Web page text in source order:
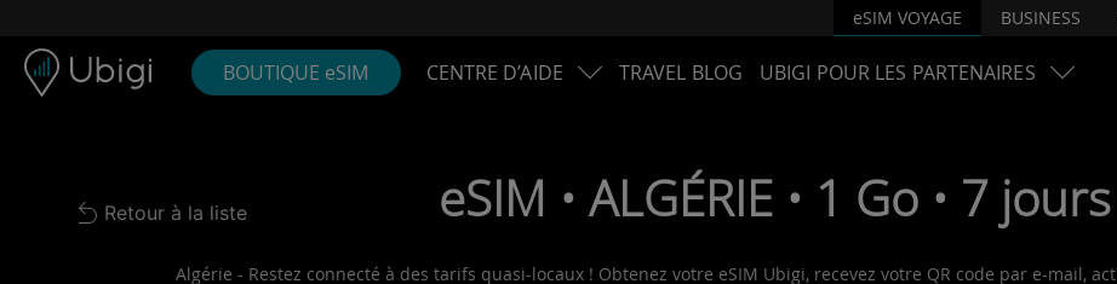
eSIM VOYAGE BUSINESS
BOUTIQUE eSIM CENTRE D’AIDE TRAVEL BLOG UBIGI POUR LES PARTENAIRES
Back to list
Retour à la liste eSIM • ALGÉRIE • 1 Go • 7
Algérie - Restez connecté à des tarifs quasi-locaux ! Obtenez votre eSIM Ubigi, recevez votre QR code par e-mail,